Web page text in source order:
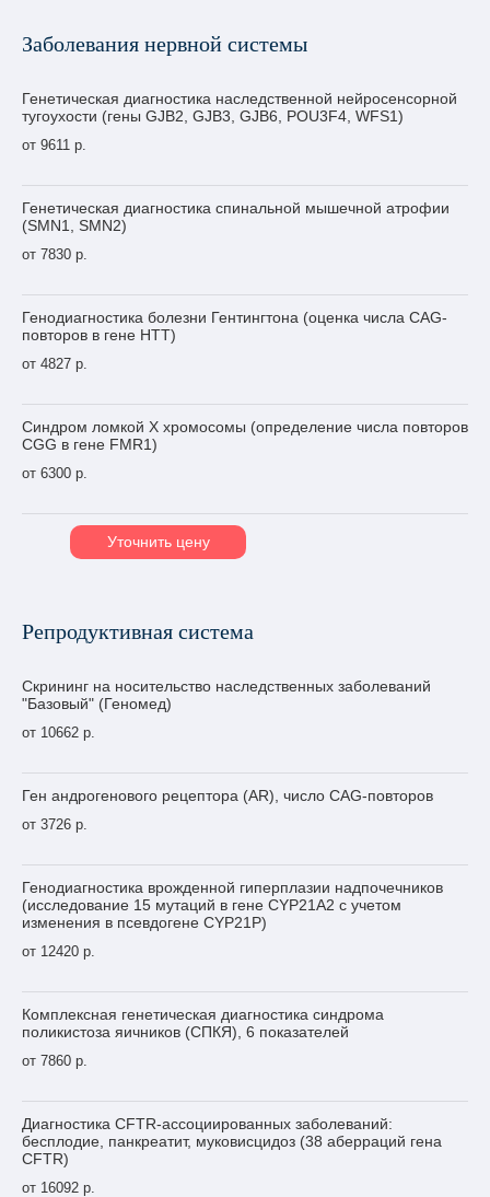
Заболевания нервной системы
Генетическая диагностика наследственной нейросенсорной
тугоухости (гены GJB2, GJB3, GJB6, POU3F4, WFS1)
от 9611 р.
Генетическая диагностика спинальной мышечной атрофии
(SMN1, SMN2)
от 7830 р.
Генодиагностика болезни Гентингтона (оценка числа CAG-
повторов в гене НТТ)
от 4827 р.
Синдром ломкой Х хромосомы (определение числа повторов
CGG в гене FMR1)
от 6300 р.
Уточнить цену
Репродуктивная система
Скрининг на носительство наследственных заболеваний
"Базовый" (Геномед)
от 10662 р.
Ген андрогенового рецептора (AR), число CAG-повторов
от 3726 р.
Генодиагностика врожденной гиперплазии надпочечников
(исследование 15 мутаций в гене CYP21A2 с учетом
изменения в псевдогене CYP21P)
от 12420 р.
Комплексная генетическая диагностика синдрома
поликистоза яичников (СПКЯ), 6 показателей
от 7860 р.
Диагностика CFTR-ассоциированных заболеваний:
бесплодие, панкреатит, муковисцидоз (38 аберраций гена
CFTR)
от 16092 р.